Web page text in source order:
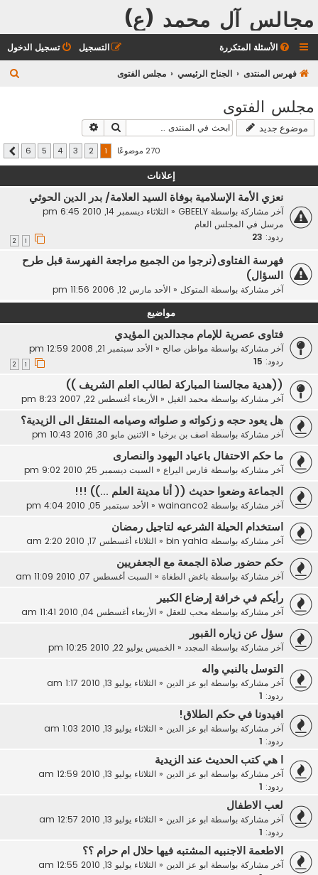
مجالس آل محمد (ع)
الأسئلة المتكررة تسجيل الدخول التسجيل
فهرس المنتدى الجناح الرئيسي مجلس الفتوى
ب
مجلس الفتوى
موضوع جديد بحث
270 موضوعًا 2
3
4
5
6 التالي
إعلانات
نعزي الأمة الإسلامية بوفاة السيد العلامة/ بدر الدين الحوثي
آخر مشاركة بواسطة GBEELY
« الثلاثاء ديسمبر 14, 2010 6:45 pm
مرسل في المجلس العام
ردود: 23
فهرسة الفتاوى(نرجوا من الجميع مراجعة الفهرسة قبل طرح
السؤال)
آخر مشاركة بواسطة المتوكل « الأحد مارس 12, 2006 11:56 pm
مواضيع
فتاوى عصرية للإمام مجدالدين المؤيدي
آخر مشاركة بواسطة مواطن صالح« الأحد سبتمبر 21, 2008 12:59 pm
ردود: 15
((هدية مجالسنا المباركة لطالب العلم الشريف ))
آخر مشاركة بواسطة محمد الغيل « الأربعاء أغسطس 22, 2007 8:23 pm
هل يعود حجه و زكواته و صلواته وصيامه المنتقل الى الزيدية؟
آخر مشاركة بواسطة اصف بن برخيا« الاثنين مايو 30, 2016 10:43 pm
ما حكم الاحتفال باعياد اليهود والنصارى
آخر مشاركة بواسطة فارس اليراع« السبت ديسمبر 25, 2010 9:02 pm
الجماعة وضعوا حديث (( أنا مدينة العلم ...)) !!!
آخر مشاركة بواسطة wainanco2
« الأحد سبتمبر 05, 2010 4:04 pm
استخدام الحيلة الشرعيه لتاجيل رمضان
آخر مشاركة بواسطة bin yahia
« الثلاثاء أغسطس 17, 2010 2:20 am
حكم حضور صلاة الجمعة مع الجعفريين
آخر مشاركة بواسطة باغض الطغاة« السبت أغسطس 07, 2010 11:09 am
رأيكم في خرافة إرضاع الكبير
آخر مشاركة بواسطة محب للعقل « الأربعاء أغسطس 04, 2010 11:41 am
سؤل عن زياره القبور
آخر مشاركة بواسطة المجدد« الخميس يوليو 22, 2010 10:25 pm
التوسل بالنبي واله
آخر مشاركة بواسطة ابو عز الدين« الثلاثاء يوليو 13, 2010 1:17 am
ردود:
افيدونا في حكم الطلاق!
آخر مشاركة بواسطة ابو عز الدين« الثلاثاء يوليو 13, 2010 1:03 am
ردود:
ا هي كتب الحديث عند الزيدية
آخر مشاركة بواسطة ابو عز الدين« الثلاثاء يوليو 13, 2010 12:59 am
ردود:
لعب الاطفال
آخر مشاركة بواسطة ابو عز الدين« الثلاثاء يوليو 13, 2010 12:57 am
ردود:
الاطعمة الاجنبيه المشتبه فيها حلال ام حرام ؟؟
آخر مشاركة بواسطة ابو عز الدين« الثلاثاء يوليو 13, 2010 12:55 am